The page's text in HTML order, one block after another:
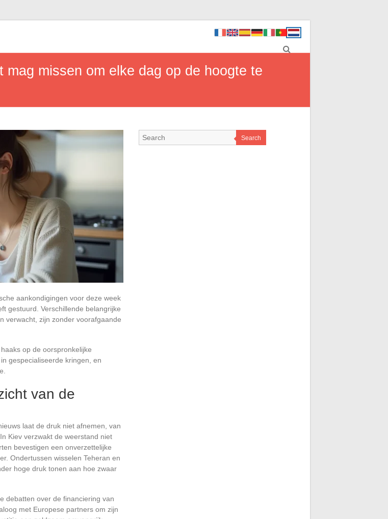
missen om elke dag op de hoogte te
aankondigingen voor deze week
gestuurd. Verschillende belangrijke
verwacht, zijn zonder voorafgaande
op de oorspronkelijke
gespecialiseerde kringen, en
van de
laat de druk niet afnemen, van
Kiev verzwakt de weerstand niet
bevestigen een onverzettelijke
Ondertussen wisselen Teheran en
hoge druk tonen aan hoe zwaar
debatten over de financiering van
met Europese partners om zijn
Search